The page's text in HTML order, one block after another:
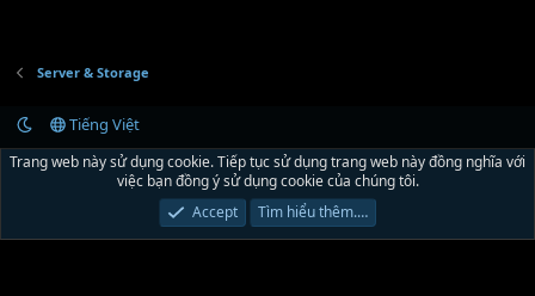
Server & Storage
Tiếng Việt
Liên hệ
Quy định và Nội quy Chính sách bảo mật Trợ giúp
R
Community platform by XenForo® © 2010-2024 XenForo Ltd.
Xenforo Theme © by ©XenTR
Trang web này sử dụng cookie. Tiếp tục sử dụng trang web này đồng nghĩa với
việc bạn đồng ý sử dụng cookie của chúng tôi.
Accept
Tìm hiểu thêm.…